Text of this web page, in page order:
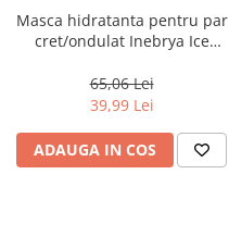
Masca hidratanta pentru par
cret/ondulat Inebrya Ice
65,06 Lei
39,99 Lei
ADAUGA IN COS